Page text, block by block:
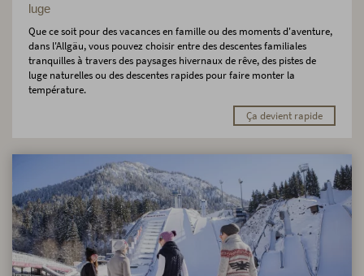
luge
Que ce soit pour des vacances en famille ou des moments d'aventure,
dans l'Allgäu, vous pouvez choisir entre des descentes familiales
tranquilles à travers des paysages hivernaux de rêve, des pistes de
luge naturelles ou des descentes rapides pour faire monter la
température.
Ça devient rapide